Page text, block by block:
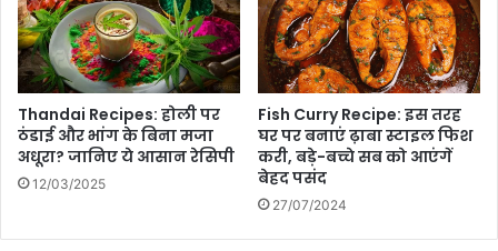
Thandai Recipes: होली पर
ठंडाई और भांग के बिना मजा
अधूरा? जानिए ये आसान रेसिपी
12/03/2025
Fish Curry Recipe: इस तरह
घर पर बनाएं ढ़ाबा स्टाइल फिश
करी, बड़े-बच्चे सब को आएंगें
बेहद पसंद
27/07/2024